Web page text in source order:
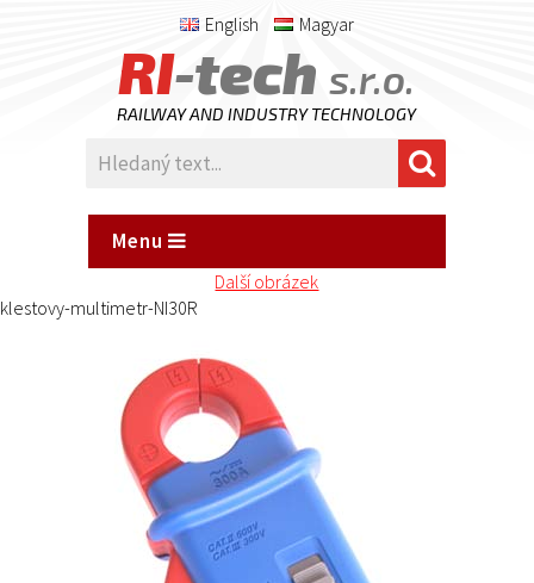
English Magyar
RI-techs.r.o.
RAILWAY AND INDUSTRY TECHNOLOGY
Menu
Další obrázek
klestovy-multimetr-NI30R